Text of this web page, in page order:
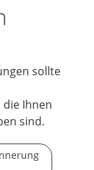
sollte
die Ihnen
sind.